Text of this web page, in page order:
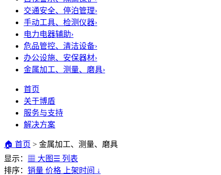
交通安全、停泊管理›
手动工具、检测仪器›
电力电器辅助›
危品管控、清洁设备›
办公设施、安保器材›
金属加工、测量、磨具›
首页
关于博盾
服务与支持
解决方案
🏠 首页 > 金属加工、测量、磨具
显示：
▦ 大图 ☰ 列表
排序： 销量 价格 上架时间 ↓